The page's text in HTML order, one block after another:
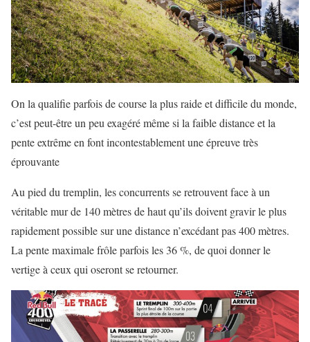
On la qualifie parfois de course la plus raide et difficile du monde,
c’est peut-être un peu exagéré même si la faible distance et la
pente extrême en font incontestablement une épreuve très
éprouvante
Au pied du tremplin, les concurrents se retrouvent face à un
véritable mur de 140 mètres de haut qu’ils doivent gravir le plus
rapidement possible sur une distance n’excédant pas 400 mètres.
La pente maximale frôle parfois les 36 %, de quoi donner le
vertige à ceux qui oseront se retourner.